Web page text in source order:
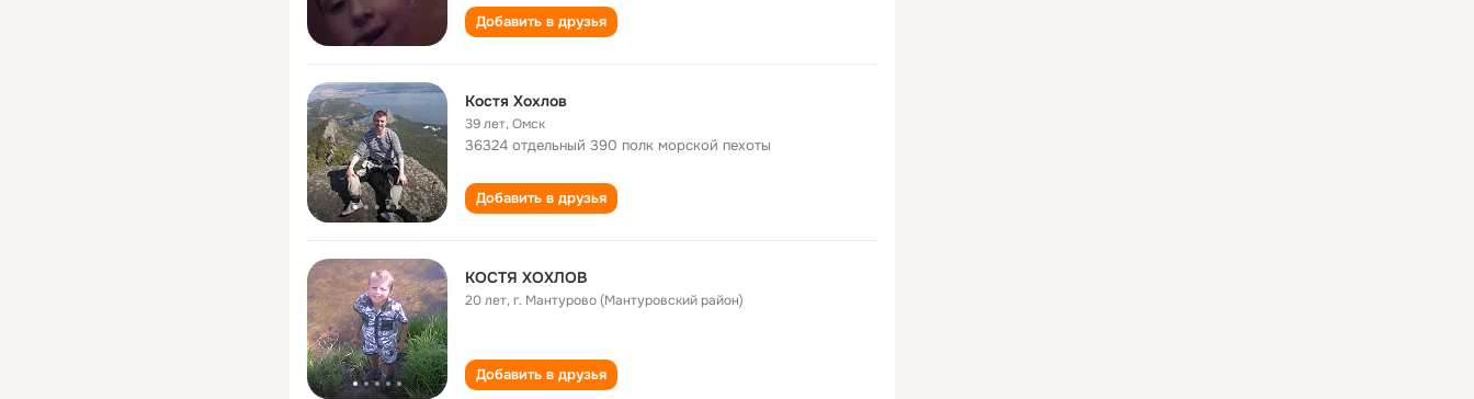
Добавить в друзья
Костя Хохлов
39 лет,Омск
36324 отдельный 390 полк морской пехоты
Добавить в друзья
КОСТЯ ХОХЛОВ
20 лет,г. Мантурово (Мантуровский район)
Добавить в друзья